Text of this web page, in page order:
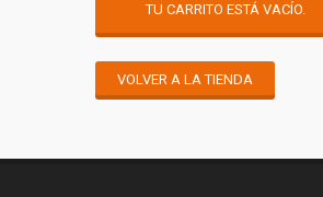
TU CARRITO ESTÁ VACÍO.
VOLVER A LA TIENDA